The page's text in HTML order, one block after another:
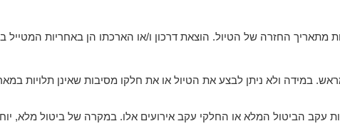
מתאריך החזרה של הטיול. הוצאת דרכון ו/או הארכתו הן באחריות המטייל
במידה ולא ניתן לבצע את הטיול או את חלקו מסיבות שאינן תלויות
עקב הביטול המלא או החלקי עקב אירועים אלו. במקרה של ביטול מלא,